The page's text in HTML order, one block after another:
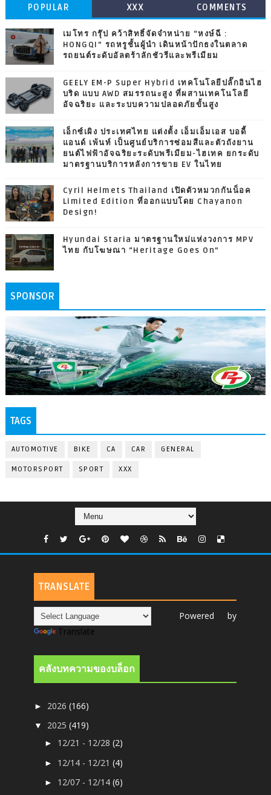
POPULAR XXX COMMENTS
เมโทร กรุ๊ป คว้าสิทธิ์จัดจำหน่าย “หงษ์ฉี :
HONGQI” รถหรูชั้นผู้นำ เดินหน้าปักธงในตลาด
รถยนต์ระดับอัลตร้าลักชัวรีและพรีเมียม
GEELY EM-P Super Hybrid เทคโนโลยีปลั๊กอินไฮ
บริด แบบ AWD สมรรถนะสูง ที่ผสานเทคโนโลยี
อัจฉริยะ และระบบความปลอดภัยขั้นสูง
เอ็กซ์เผิง ประเทศไทย แต่งตั้ง เอ็มเอ็มเอส บอดี้
แอนด์ เพ้นท์ เป็นศูนย์บริการซ่อมสีและตัวถังยาน
ยนต์ไฟฟ้าอัจฉริยะระดับพรีเมียม-ไฮเทค ยกระดับ
มาตรฐานบริการหลังการขาย EV ในไทย
Cyril Helmets Thailand เปิดตัวหมวกกันน็อค
Limited Edition ที่ออกแบบโดย Chayanon
Design!
Hyundai Staria มาตรฐานใหม่แห่งวงการ MPV
ไทย กับโฆษณา “Heritage Goes On”
SPONSOR
TAGS
AUTOMOTIVE BIKE CA CAR GENERAL
MOTORSPORT SPORT XXX
TRANSLATE
Powered by
Translate
คลังบทความของบล็อก
► 2026(166)
▼ 2025(419)
► 12/21 - 12/28(2)
► 12/14 - 12/21(4)
► 12/07 - 12/14(6)